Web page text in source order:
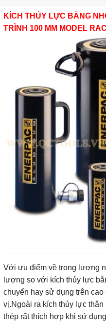
KÍCH THỦY LỰC BẰNG
TRÌNH 100 MM MODEL
Với ưu điểm về trọng lượng
lượng so với kích thủy lực
chuyển hay sử dụng trên
vị.Ngoài ra kích thủy lực
thép rất thích hợp khi sử